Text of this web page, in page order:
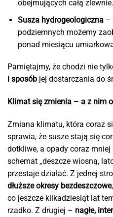
obejmujących całą zlewnie.
Susza hydrogeologiczna–
podziemnych możemy
ponad miesiącu
Pamiętajmy, że chodzi nie
i sposób jej dostarczania do
Klimat się zmienia – a z nim
Zmiana klimatu, która coraz
sprawia, że susze stają się
dotkliwe, a opady coraz
schemat „deszcze wiosną,
przestaje działać. Z jednej
dłuższe okresy bezdeszczowe
co jeszcze kilkadziesiąt lat
rzadko. Z drugiej – nagłe,